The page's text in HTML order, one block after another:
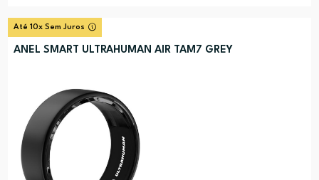
Até 10x Sem Juros
ANEL SMART ULTRAHUMAN AIR TAM7 GREY